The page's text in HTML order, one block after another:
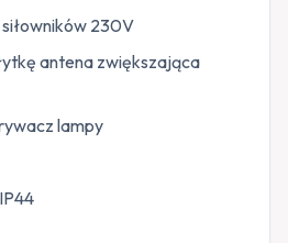
230V
antena zwiększająca
lampy